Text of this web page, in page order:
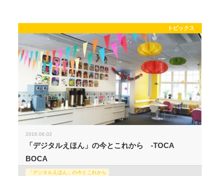
トピックス
2016.06.02
「デジタルえほん」の今とこれから -TOCA
BOCA
「デジタルえほん」の今とこれから